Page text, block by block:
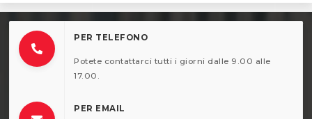
PER TELEFONO
Potete contattarci tutti i giorni dalle 9.00 alle
17.00.
PER EMAIL